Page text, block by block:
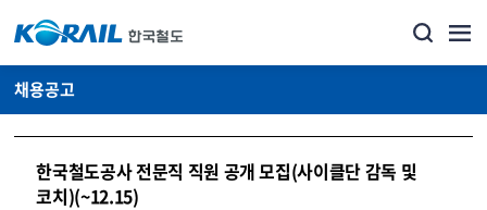
채용공고
한국철도공사 전문직 직원 공개 모집(사이클단 감독 및
코치)(~12.15)